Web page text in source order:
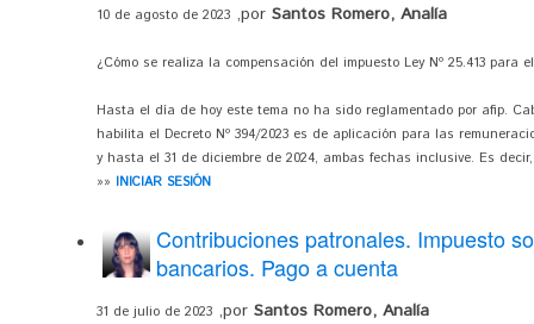
10 de agosto de 2023 ,por Santos Romero, Analía
¿Cómo se realiza la compensación del impuesto Ley Nº 25.413
Hasta el día de hoy este tema no ha sido reglamentado por afip.
habilita el Decreto Nº 394/2023 es de aplicación para las
y hasta el 31 de diciembre de 2024, ambas fechas inclusive. Es
»» INICIAR SESIÓN
Contribuciones patronales. Impuesto
bancarios. Pago a cuenta
31 de julio de 2023 ,por Santos Romero, Analía